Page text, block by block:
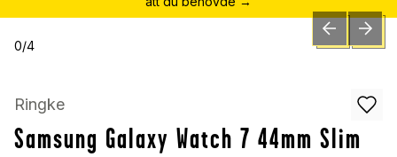
0/4 PREVIOUSNEXT
Ringke
Samsung Galaxy Watch 7 44mm Slim